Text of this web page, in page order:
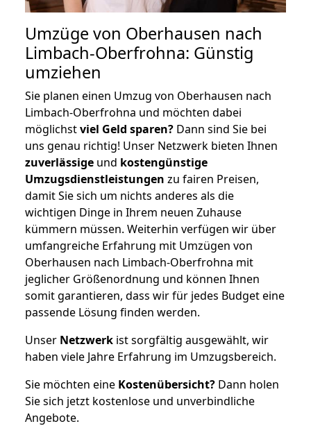
Umzüge von Oberhausen nach
Limbach-Oberfrohna: Günstig
umziehen
Sie planen einen Umzug von Oberhausen nach
Limbach-Oberfrohna und möchten dabei
möglichstviel Geld sparen? Dann sind Sie bei
uns genau richtig! Unser Netzwerk bieten Ihnen
zuverlässige und kostengünstige
Umzugsdienstleistungen zu fairen Preisen,
damit Sie sich um nichts anderes als die
wichtigen Dinge in Ihrem neuen Zuhause
kümmern müssen. Weiterhin verfügen wir über
umfangreiche Erfahrung mit Umzügen von
Oberhausen nach Limbach-Oberfrohna mit
jeglicher Größenordnung und können Ihnen
somit garantieren, dass wir für jedes Budget eine
passende Lösung finden werden.
Unser Netzwerk ist sorgfältig ausgewählt, wir
haben viele Jahre Erfahrung im Umzugsbereich.
Sie möchten eine Kostenübersicht? Dann holen
Sie sich jetzt kostenlose und unverbindliche
Angebote.